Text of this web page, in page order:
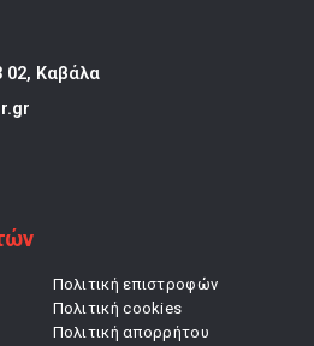
02, Καβάλα
Πολιτική επιστροφών
Πολιτική cookies
Πολιτική απορρήτου